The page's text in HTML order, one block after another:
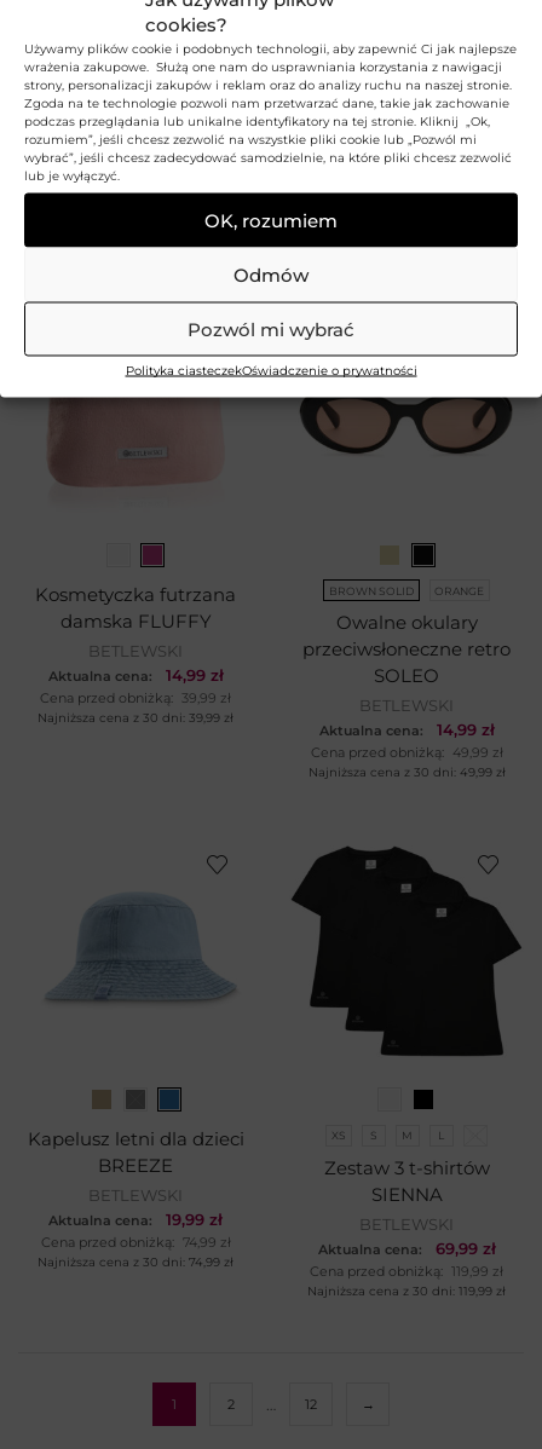
cookies?
Używamy plików cookie i podobnych technologii, aby zapewnić Ci jak najlepsze
wrażenia zakupowe. Służą one nam do usprawniania korzystania z nawigacji
strony, personalizacji zakupów i reklam oraz do analizy ruchu na naszej stronie.
Zgoda na te technologie pozwoli nam przetwarzać dane, takie jak zachowanie
podczas przeglądania lub unikalne identyfikatory na tej stronie. Kliknij „Ok,
rozumiem”, jeśli chcesz zezwolić na wszystkie pliki cookie lub „Pozwól mi
wybrać”, jeśli chcesz zadecydować samodzielnie, na które pliki chcesz zezwolić
lub je wyłączyć.
OK, rozumiem
Odmów
Pozwól mi wybrać
Polityka ciasteczekOświadczenie o prywatności
Futrzana mini torebka
imprezowa TWINKLE
BETLEWSKI
Aktualna cena:
69,99zł
Prostokątna kopertówka
na łańcuszku TWINKLE
BETLEWSKI
Najniższa cena z 30 dni:
Kosmetyczka futrzana
damska FLUFFY
BETLEWSKI
Aktualna cena: 14,99 zł
Cena przed obniżką: 39,99 zł
Najniższa cena z 30 dni: 39,99 zł
BROWN SOLID ORANGE
Owalne okulary
przeciwsłoneczne retro
SOLEO
BETLEWSKI
Aktualna cena: 14,99 zł
Cena przed obniżką: 49,99 zł
Najniższa cena z 30 dni: 49,99 zł
Kapelusz letni dla dzieci
BREEZE
BETLEWSKI
Aktualna cena: 19,99 zł
Cena przed obniżką: 74,99 zł
Najniższa cena z 30 dni: 74,99 zł
XS S M L
Zestaw 3 t-shirtów
SIENNA
BETLEWSKI
Aktualna cena: 69,99 zł
Cena przed obniżką: 119,99 zł
Najniższa cena z 30 dni: 119,99 zł
1 2 12 →